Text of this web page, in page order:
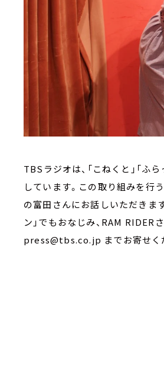
TBSラジオは、「こねくと」「
しています。この取り組みを行
の富田さんにお話しいただきま
ン」でもおなじみ、RAM
press@tbs.co.jp までお寄せく